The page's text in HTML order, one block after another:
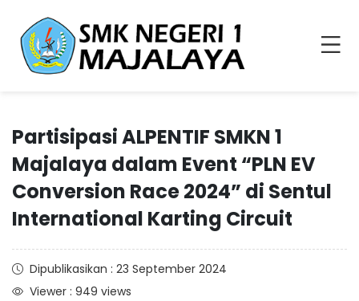
Partisipasi ALPENTIF SMKN 1
Majalaya dalam Event “PLN EV
Conversion Race 2024” di Sentul
International Karting Circuit
Dipublikasikan : 23 September 2024
Viewer : 949 views